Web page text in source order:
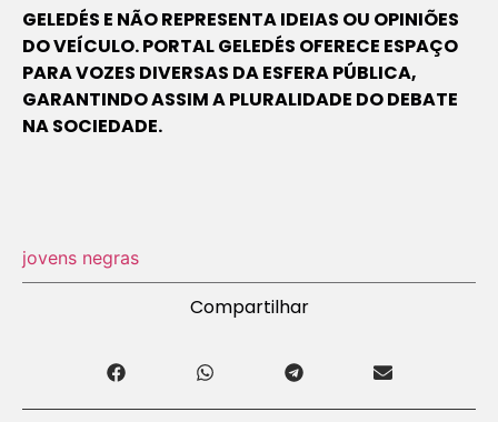
GELEDÉS E NÃO REPRESENTA IDEIAS OU OPINIÕES
DO VEÍCULO. PORTAL GELEDÉS OFERECE ESPAÇO
PARA VOZES DIVERSAS DA ESFERA PÚBLICA,
GARANTINDO ASSIM A PLURALIDADE DO DEBATE
NA SOCIEDADE.
jovens negras
Compartilhar